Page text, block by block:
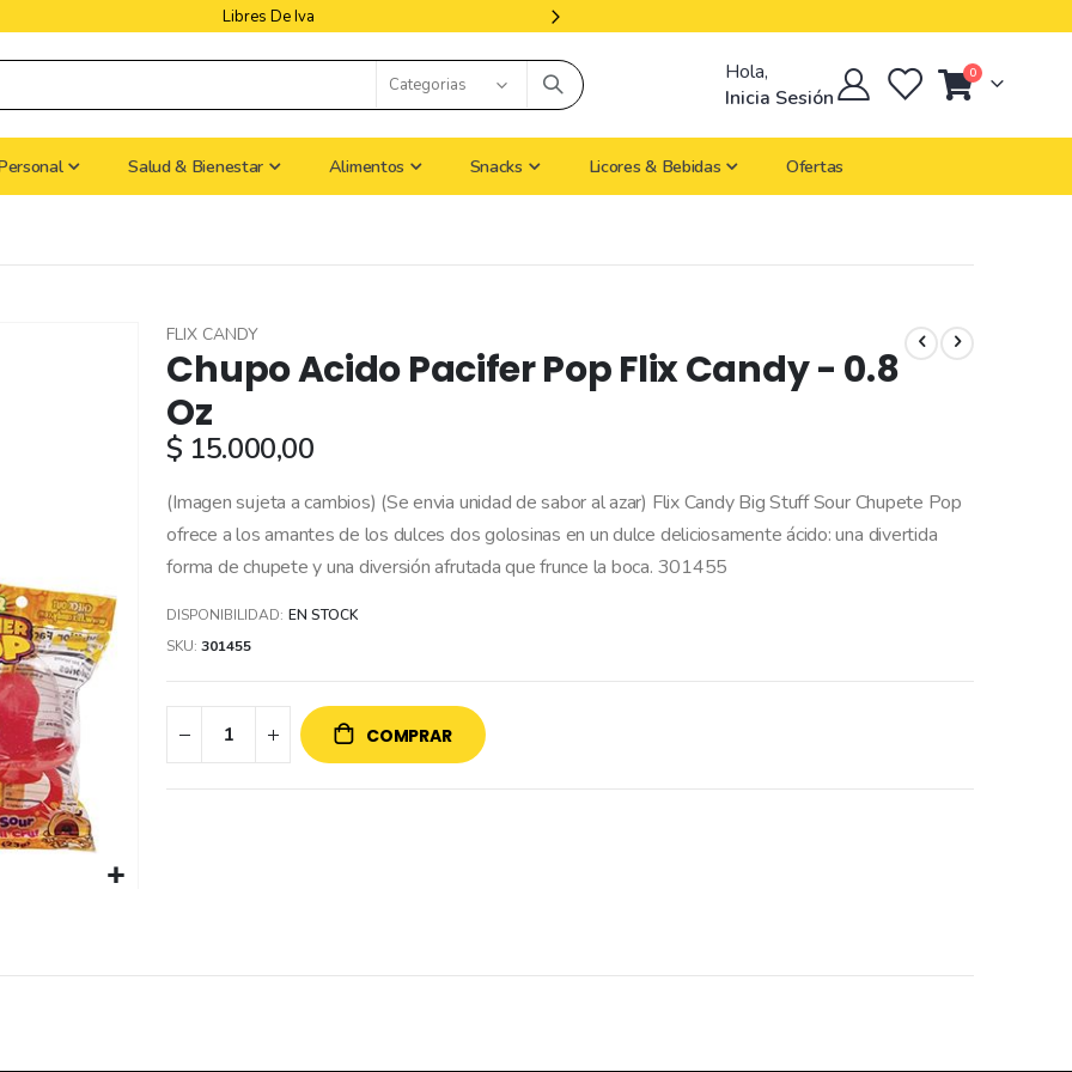
Libres De Iva
Hola,
Inicia Sesión
Cart
0artículos
Salud & Bienestar Alimentos Snacks Licores & Bebidas Ofertas
Chupo Acido Pacifer Pop Flix Candy - 0.8
Oz
FLIX CANDY
$ 15.000,00
(Imagen sujeta a cambios) (Se envia unidad de sabor al azar) Flix Candy Big Stuff Sour Chupete Pop
ofrece a los amantes de los dulces dos golosinas en un dulce deliciosamente ácido: una divertida
forma de chupete y una diversión afrutada que frunce la boca. 301455
DISPONIBILIDAD: EN STOCK
SKU 301455
COMPRAR